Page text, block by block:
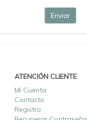
Enviar
ATENCIÓN CLIENTE
Mi Cuenta
Contacto
Registro